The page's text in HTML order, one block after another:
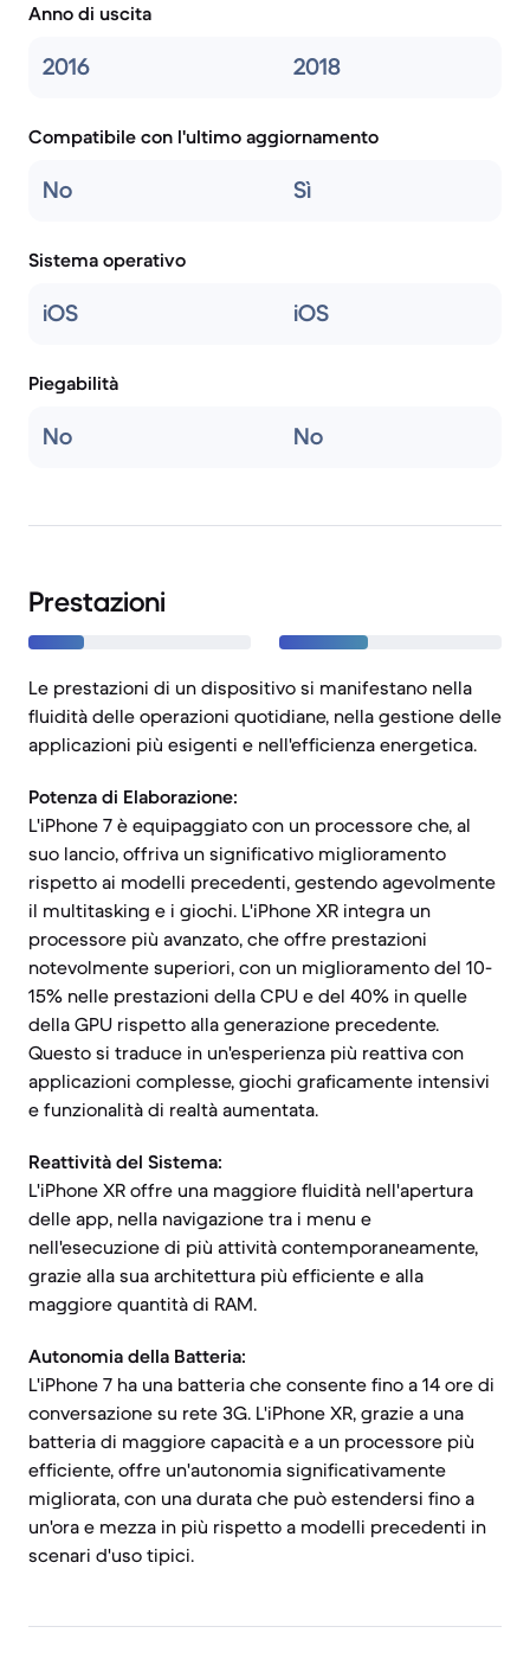
Anno di uscita
2016 2018
Compatibile con l'ultimo aggiornamento
No Sì
Sistema operativo
iOS iOS
Piegabilità
No No
Prestazioni
Le prestazioni di un dispositivo si manifestano nella
fluidità delle operazioni quotidiane, nella gestione delle
applicazioni più esigenti e nell'efficienza energetica.
Potenza di Elaborazione:
L'iPhone 7 è equipaggiato con un processore che, al
suo lancio, offriva un significativo miglioramento
rispetto ai modelli precedenti, gestendo agevolmente
il multitasking e i giochi. L'iPhone XR integra un
processore più avanzato, che offre prestazioni
notevolmente superiori, con un miglioramento del 10-
15% nelle prestazioni della CPU e del 40% in quelle
della GPU rispetto alla generazione precedente.
Questo si traduce in un'esperienza più reattiva con
applicazioni complesse, giochi graficamente intensivi
e funzionalità di realtà aumentata.
Reattività del Sistema:
L'iPhone XR offre una maggiore fluidità nell'apertura
delle app, nella navigazione tra i menu e
nell'esecuzione di più attività contemporaneamente,
grazie alla sua architettura più efficiente e alla
maggiore quantità di RAM.
Autonomia della Batteria:
L'iPhone 7 ha una batteria che consente fino a 14 ore di
conversazione su rete 3G. L'iPhone XR, grazie a una
batteria di maggiore capacità e a un processore più
efficiente, offre un'autonomia significativamente
migliorata, con una durata che può estendersi fino a
un'ora e mezza in più rispetto a modelli precedenti in
scenari d'uso tipici.